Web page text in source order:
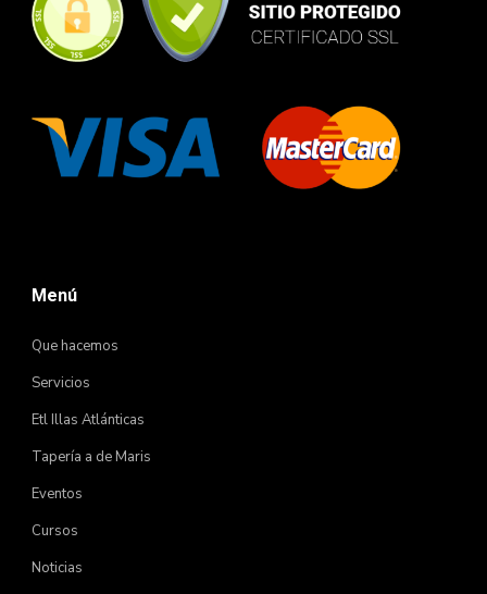
Menú
Que hacemos
Servicios
Etl Illas Atlánticas
Tapería a de Maris
Eventos
Cursos
Noticias